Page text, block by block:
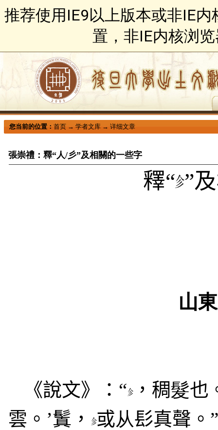
推荐使用IE9以上版本或非IE
置，非IE内核浏
您当前的位置：首页 →学者文库 →详细文章
張崇禮：釋“人/彡”及相關的一些字
釋“ ”
山
《說文》：“ ，稠髮也
雲。’鬒，
或从髟真聲。